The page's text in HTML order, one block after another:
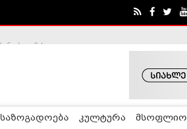
საზოგადოება კულტურა მსოფლიო